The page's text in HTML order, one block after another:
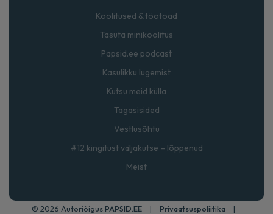
Koolitused & töötoad
Tasuta minikoolitus
Papsid.ee podcast
Kasulikku lugemist
Kutsu meid külla
Tagasisided
Vestlusõhtu
#12 kingitust väljakutse – lõppenud
Meist
© 2026 AutoriõigusPAPSID.EE | Privaatsuspoliitika |